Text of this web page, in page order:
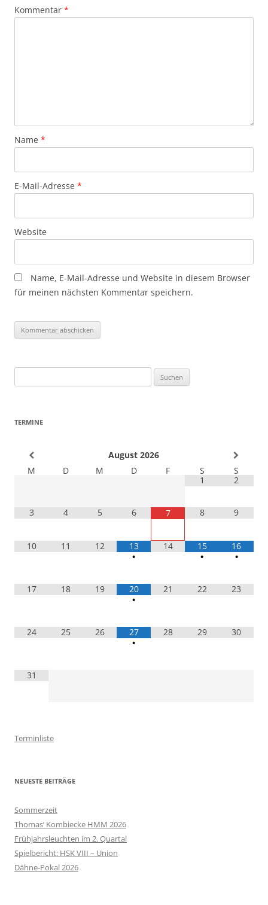
Kommentar *
Name *
E-Mail-Adresse *
Website
Name, E-Mail-Adresse und Website in diesem Browser
für meinen nächsten Kommentar speichern.
nach:
TERMINE
August 2026
M
D M D F S
S
1
2
3 4 5 6 7 8 9
10 11 12
13
•
14
15
•
16
•
17 18 19
20
•
21 22 23
24 25 26
27
•
28 29 30
31
Terminliste
NEUESTE BEITRÄGE
Sommerzeit
Thomas’ Kombiecke HMM 2026
Frühjahrsleuchten im 2. Quartal
Spielbericht: HSK VIII – Union
Dähne-Pokal 2026